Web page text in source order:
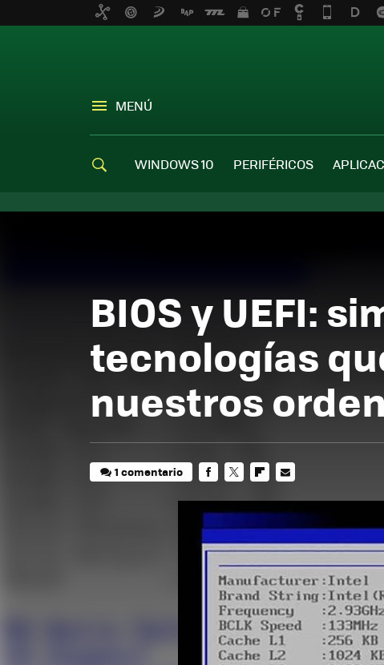
MENÚ
WINDOWS 10 PERIFÉRICOS
BIOS y UEFI:
tecnologías
nuestros
1 comentario
MAIL